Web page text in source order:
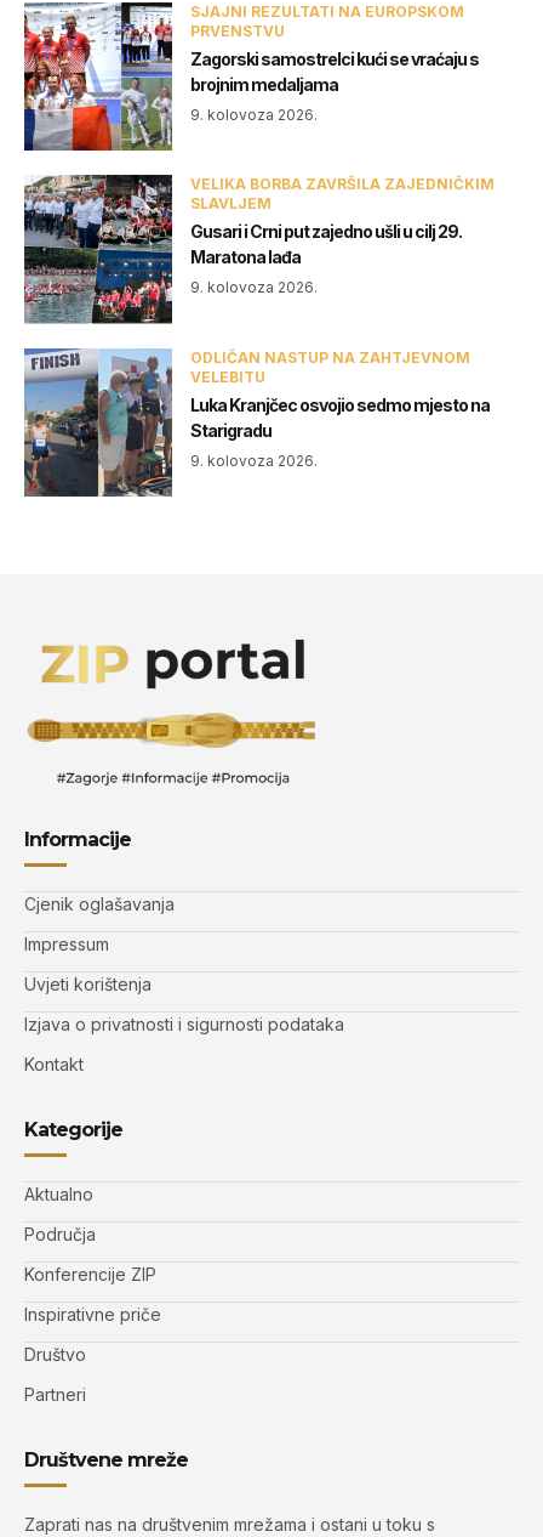
SJAJNI REZULTATI NA EUROPSKOM
PRVENSTVU
Zagorski samostrelci kući se vraćaju s
brojnim medaljama
9. kolovoza 2026.
VELIKA BORBA ZAVRŠILA ZAJEDNIČKIM
SLAVLJEM
Gusari i Crni put zajedno ušli u cilj 29.
Maratona lađa
9. kolovoza 2026.
ODLIČAN NASTUP NA ZAHTJEVNOM
VELEBITU
Luka Kranjčec osvojio sedmo mjesto na
Starigradu
9. kolovoza 2026.
Informacije
Cjenik oglašavanja
Impressum
Uvjeti korištenja
Izjava o privatnosti i sigurnosti podataka
Kontakt
Kategorije
Aktualno
Područja
Konferencije ZIP
Inspirativne priče
Društvo
Partneri
Društvene mreže
Zaprati nas na društvenim mrežama i ostani u toku s